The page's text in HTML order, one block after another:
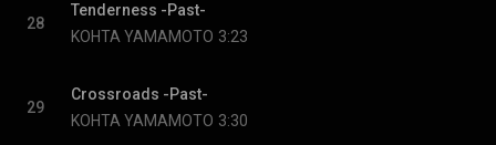
28
Tenderness -Past-
KOHTA YAMAMOTO 3:23
29
Crossroads -Past-
KOHTA YAMAMOTO 3:30